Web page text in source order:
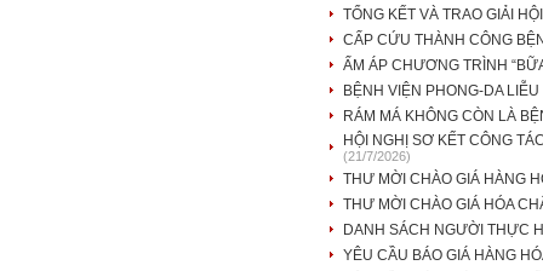
TỔNG KẾT VÀ TRAO GIẢI
CẤP CỨU THÀNH CÔNG
ẤM ÁP CHƯƠNG TRÌNH
BỆNH VIỆN PHONG-DA
RÁM MÁ KHÔNG CÒN LÀ
HỘI NGHỊ SƠ KẾT CÔNG
(21/7/2026)
THƯ MỜI CHÀO GIÁ HÀNG
THƯ MỜI CHÀO GIÁ HÓA
DANH SÁCH NGƯỜI THỰC
YÊU CẦU BÁO GIÁ HÀNG